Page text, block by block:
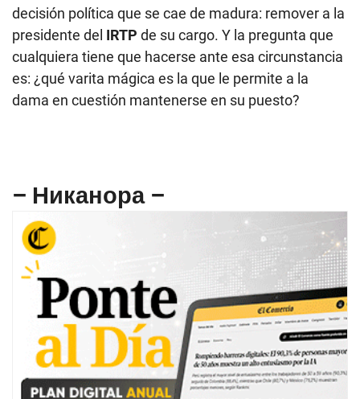
decisión política que se cae de madura: remover a la
presidente del IRTP de su cargo. Y la pregunta que
cualquiera tiene que hacerse ante esa circunstancia
es: ¿qué varita mágica es la que le permite a la
dama en cuestión mantenerse en su puesto?
– Никанора –